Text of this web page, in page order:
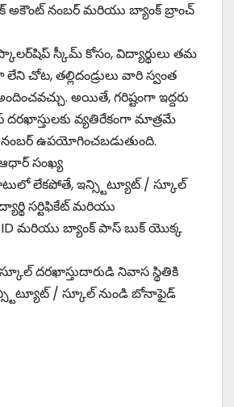
అకౌంట్ నంబర్ మరియు బ్యాంక్ బ్రాంచ్
స్కీమ్ కోసం, విద్యార్థులు తమ
చోట, తల్లిదండ్రులు వారి స్వంత
అయితే, గరిష్టంగా ఇద్దరు
దరఖాస్తులకు వ్యతిరేకంగా మాత్రమే
నంబర్ ఉపయోగించబడుతుంది.
సంఖ్య
లేకపోతే, ఇన్స్టిట్యూట్ / స్కూల్
సర్టిఫికేట్ మరియు
మరియు బ్యాంక్ పాస్ బుక్ యొక్క
దరఖాస్తుదారుడి నివాస స్థితికి
/ స్కూల్ నుండి బోనాఫైడ్